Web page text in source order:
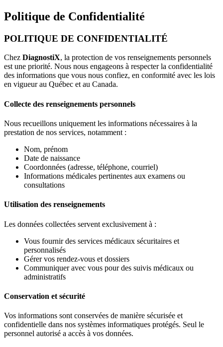
Politique de Confidentialité
POLITIQUE DE CONFIDENTIALITÉ
Chez DiagnostiX, la protection de vos renseignements personnels
est une priorité. Nous nous engageons à respecter la confidentialité
des informations que vous nous confiez, en conformité avec les lois
en vigueur au Québec et au Canada.
Collecte des renseignements personnels
Nous recueillons uniquement les informations nécessaires à la
prestation de nos services, notamment :
Nom, prénom
Date de naissance
Coordonnées (adresse, téléphone, courriel)
Informations médicales pertinentes aux examens ou
consultations
Utilisation des renseignements
Les données collectées servent exclusivement à :
Vous fournir des services médicaux sécuritaires et
personnalisés
Gérer vos rendez-vous et dossiers
Communiquer avec vous pour des suivis médicaux ou
administratifs
Conservation et sécurité
Vos informations sont conservées de manière sécurisée et
confidentielle dans nos systèmes informatiques protégés. Seul le
personnel autorisé a accès à vos données.